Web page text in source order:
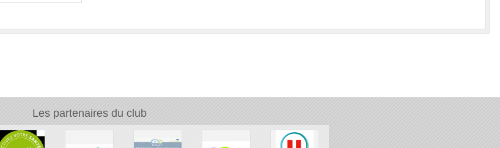
Les partenaires du club